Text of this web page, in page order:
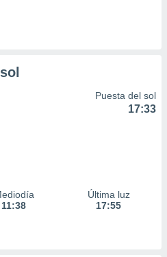
Puesta del sol
17:33
11:38
Última luz
17:55